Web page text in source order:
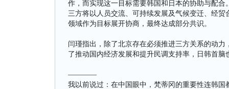
作，而实现这一目标需要韩国和日本的协助与配
三方将以人员交流、可持续发展及气候变迁、经
领域作为目标展开协商，最终达成部分共识。
闫瑾指出，除了北京存在必须推进三方关系的动
了推动国内经济发展和提升民调支持率，日韩首
————
我以前说过：在中国眼中，梵蒂冈的重要性连韩国